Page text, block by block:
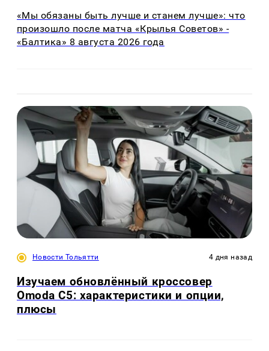
«Мы обязаны быть лучше и станем лучше»: что
произошло после матча «Крылья Советов» -
«Балтика» 8 августа 2026 года
Новости Тольятти 4 дня назад
Изучаем обновлённый кроссовер
Omoda C5: характеристики и опции,
плюсы